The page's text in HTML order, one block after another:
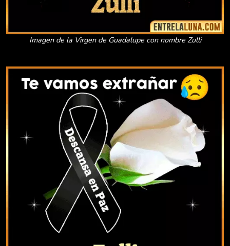
Imagen de la Virgen de Guadalupe con nombre Zulli